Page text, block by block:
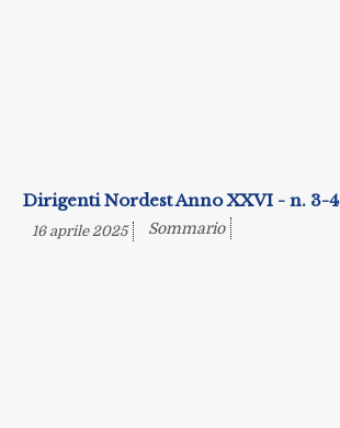
Dirigenti Nordest Anno XXVI - n. 3-4
16 aprile 2025 Sommario